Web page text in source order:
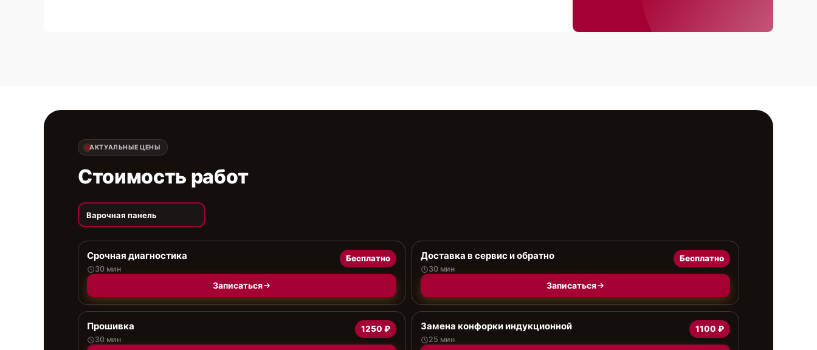
АКТУАЛЬНЫЕ ЦЕНЫ
Стоимость работ
Варочная панель
Срочная диагностика
30 мин
Бесплатно
Записаться
Доставка в сервис и обратно
30 мин
Бесплатно
Записаться
Прошивка
30 мин
1250 ₽ Замена конфорки индукционной
25 мин
1100 ₽